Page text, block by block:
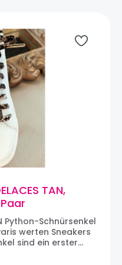
TAN,
Python-Schnürsenkel
werten Sneakers
sind ein erster